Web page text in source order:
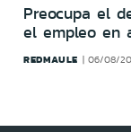
Preocupa el
el empleo en
REDMAULE 06/08/